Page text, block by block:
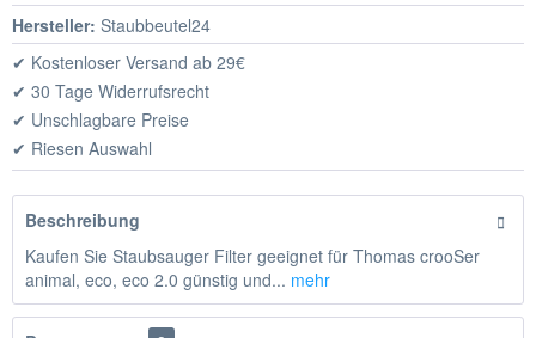
Hersteller: Staubbeutel24
✔ Kostenloser Versand ab 29€
✔ 30 Tage Widerrufsrecht
✔ Unschlagbare Preise
✔ Riesen Auswahl
Beschreibung
Kaufen Sie Staubsauger Filter geeignet für Thomas crooSer
animal, eco, eco 2.0 günstig und... mehr